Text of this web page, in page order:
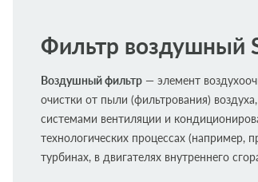
Фильтр воздушный
Воздушный фильтр — элемент
очистки от пыли (фильтрования)
системами вентиляции и
технологических процессах (например,
турбинах, в двигателях внутреннего